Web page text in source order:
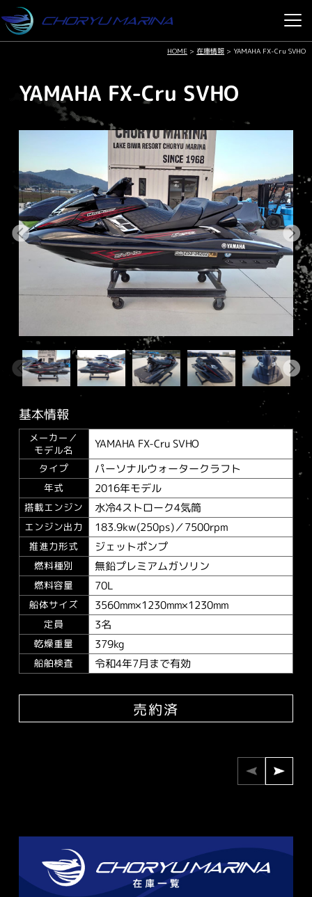
HOME > 在庫情報 > YAMAHA FX-Cru SVHO
YAMAHA FX-Cru SVHO
基本情報
メーカー／
モデル名
YAMAHA FX-Cru SVHO
タイプ パーソナルウォータークラフト
年式 2016年モデル
搭載エンジン 水冷4ストローク4気筒
エンジン出力 183.9kw(250ps)／7500rpm
推進力形式 ジェットポンプ
燃料種別 無鉛プレミアムガソリン
燃料容量 70L
船体サイズ 3560mm×1230mm×1230mm
定員 3名
乾燥重量 379kg
船舶検査 令和4年7月まで有効
売約済